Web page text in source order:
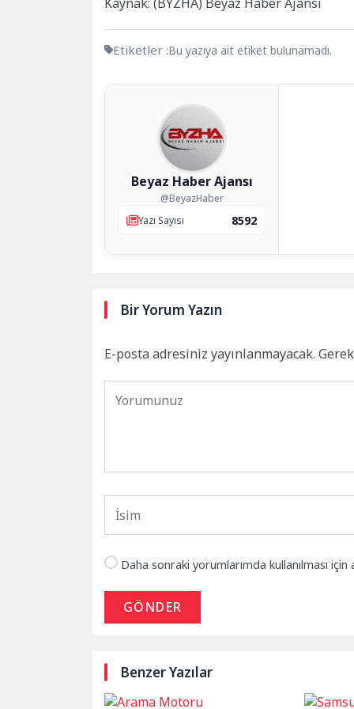
Etiketler :Bu yazıya ait etiket bulunamadı.
Beyaz Haber Ajansı
@BeyazHaber
Yazı Sayısı
8592
Bir Yorum Yazın
E-posta adresiniz yayınlanmayacak.
Daha sonraki yorumlarımda kullanılması
GÖNDER
Benzer Yazılar